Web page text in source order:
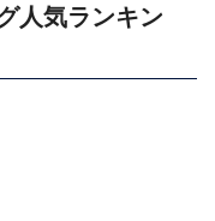
人気ランキン